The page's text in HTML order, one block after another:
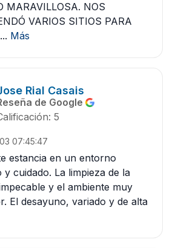
MARAVILLOSA. NOS
VARIOS SITIOS PARA
Más
Rial Casais
de Google
5
07:45:47
estancia en un entorno
y cuidado. La limpieza de la
y el ambiente muy
El desayuno, variado y de alta